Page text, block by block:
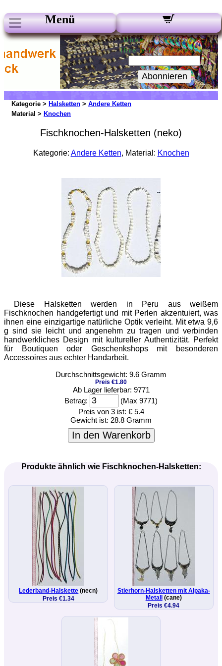
Menü
Unsere Newsletter:
Ihre e-Mail-Adresse:
Abonnieren
Kategorie > Halsketten > Andere Ketten
Material > Knochen
Fischknochen-Halsketten (neko)
Kategorie: Andere Ketten, Material: Knochen
Diese Halsketten werden in Peru aus weißem
Fischknochen handgefertigt und mit Perlen akzentuiert, was
ihnen eine einzigartige natürliche Optik verleiht. Mit etwa 9,6
g sind sie leicht und angenehm zu tragen und verbinden
handwerkliches Design mit kultureller Authentizität. Perfekt
für Boutiquen oder Geschenkshops mit besonderen
Accessoires aus echter Handarbeit.
Durchschnittsgewicht: 9.6 Gramm
Preis €1.80
Ab Lager lieferbar: 9771
Betrag:
(Max 9771)
Preis von 3 ist: € 5.4
Gewicht ist: 28.8 Gramm
In den Warenkorb
Produkte ähnlich wie Fischknochen-Halsketten:
Lederband-Halskette (necn)
Preis €1.34
Stierhorn-Halsketten mit Alpaka-
Metall
(cane)
Preis €4.94